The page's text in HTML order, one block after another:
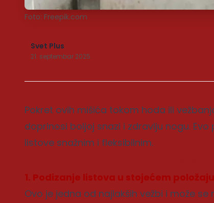
Foto: Freepik.com
Svet Plus
21. septembar 2025.
Pokret ovih mišića tokom hoda ili
doprinosi boljoj snazi i zdravlju nogu.
listove snažnim i fleksibilnim.
1. Podizanje listova u stojećem položaju
Ovo je jedna od najlakših vežbi i može